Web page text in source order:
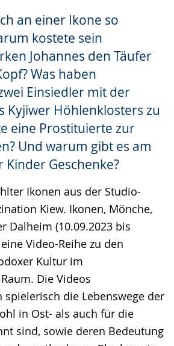
an einer Ikone so
kostete sein
Johannes den Täufer
Was haben
Einsiedler mit der
Kyjiwer Höhlenklosters zu
eine Prostituierte zur
Und warum gibt es am
Geschenke?
Ikonen aus der Studio-
Kiew. Ikonen, Mönche,
Dalheim (10.09.2023 bis
Video-Reihe zu den
Kultur im
Die Videos
spielerisch die Lebenswege der
in Ost- als auch für die
sind, sowie deren Bedeutung